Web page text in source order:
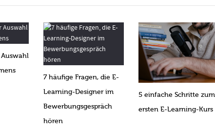
7 häufige Fragen, die E-
Learning-Designer im
Bewerbungsgespräch
hören
5 einfache Schritte zum
ersten E-Learning-Kurs